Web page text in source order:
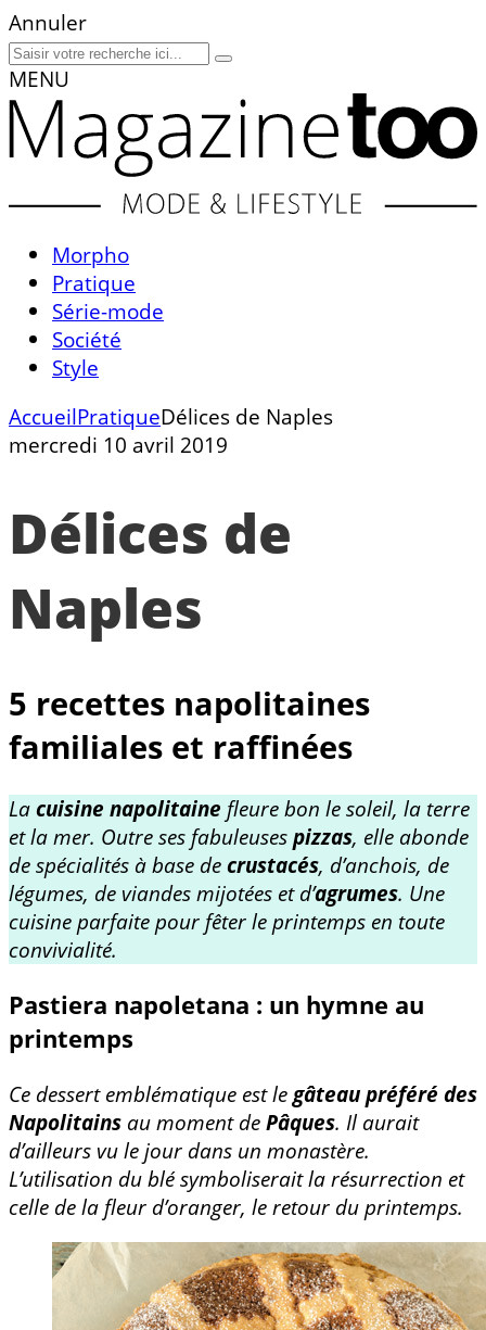
Annuler
MENU
Morpho
Pratique
Série-mode
Société
Style
AccueilPratiqueDélices de Naples
mercredi 10 avril 2019
Délices de
Naples
5 recettes napolitaines
familiales et raffinées
Lacuisine napolitaine fleure bon le soleil, la terre
et la mer. Outre ses fabuleusespizzas, elle abonde
de spécialités à base decrustacés, d’anchois, de
légumes, de viandes mijotées et d’agrumes. Une
cuisine parfaite pour fêter le printemps en toute
convivialité.
Pastiera napoletana : un hymne au
printemps
Ce dessert emblématique est legâteau préféré des
Napolitains au moment dePâques. Il aurait
d’ailleurs vu le jour dans un monastère.
L’utilisation du blé symboliserait la résurrection et
celle de la fleur d’oranger, le retour du printemps.